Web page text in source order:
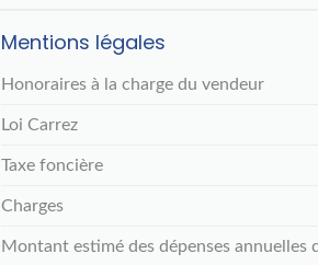
Mentions légales
Honoraires à la charge du vendeur
Loi Carrez
Taxe foncière
Charges
Montant estimé des dépenses annuelles